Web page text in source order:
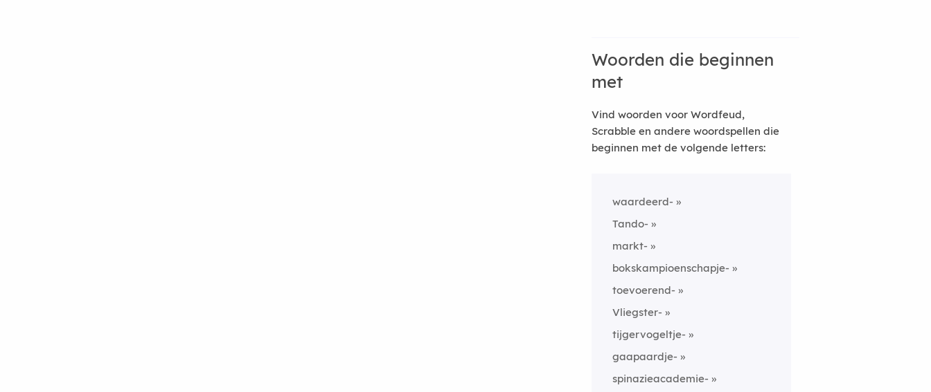
Woorden die beginnen
met
Vind woorden voor Wordfeud,
Scrabble en andere woordspellen die
beginnen met de volgende letters:
waardeerd-
Tando-
markt-
bokskampioenschapje-
toevoerend-
Vliegster-
tijgervogeltje-
gaapaardje-
spinazieacademie-